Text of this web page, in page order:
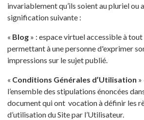
invariablement qu’ils soient au pluriel ou
signification suivante :
« Blog » : espace virtuel accessible à
permettant à une personne d'exprimer
impressions sur le sujet publié.
« Conditions Générales d’Utilisation »
l’ensemble des stipulations énoncées
document qui ont vocation à définir les
d’utilisation du Site par l’Utilisateur.